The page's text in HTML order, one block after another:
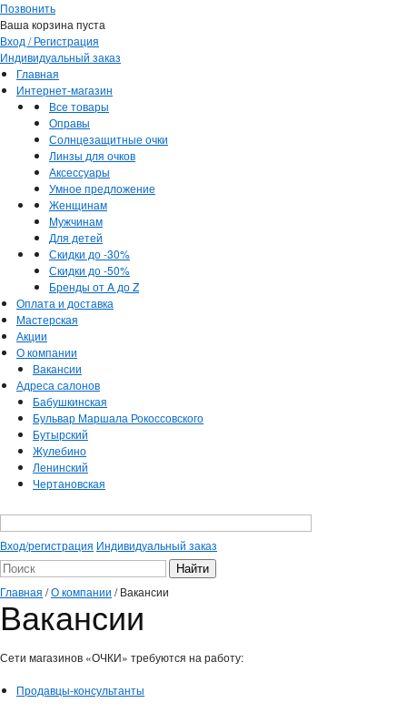
Позвонить
Ваша корзина пуста
Вход / Регистрация
Индивидуальный заказ
Главная
Интернет-магазин
Все товары
Оправы
Солнцезащитные очки
Линзы для очков
Аксессуары
Умное предложение
Женщинам
Мужчинам
Для детей
Скидки до -30%
Скидки до -50%
Бренды от A до Z
Оплата и доставка
Мастерская
Акции
О компании
Вакансии
Адреса салонов
Бабушкинская
Бульвар Маршала Рокоссовского
Бутырский
Жулебино
Ленинский
Чертановская
Вход/регистрация Индивидуальный заказ
Главная /О компании /Вакансии
Вакансии
Сети магазинов «ОЧКИ» требуются на работу:
Продавцы-консультанты